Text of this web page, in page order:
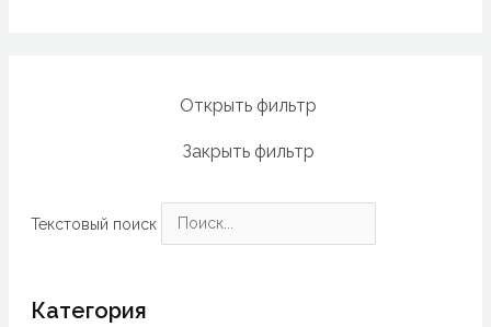
Открыть фильтр
Закрыть фильтр
Текстовый поиск
Категория